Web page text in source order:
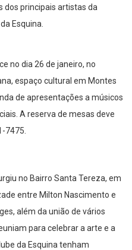
dos principais artistas da
Esquina.
no dia 26 de janeiro, no
espaço cultural em Montes
de apresentações a músicos
A reserva de mesas deve
7475.
no Bairro Santa Tereza, em
entre Milton Nascimento e
além da união de vários
para celebrar a arte e a
da Esquina tenham